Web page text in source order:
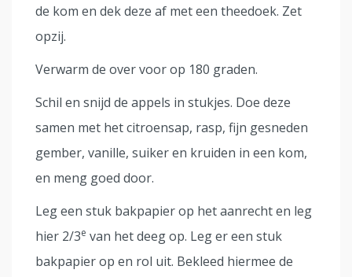
de kom en dek deze af met een theedoek. Zet
opzij.
Verwarm de over voor op 180 graden.
Schil en snijd de appels in stukjes. Doe deze
samen met het citroensap, rasp, fijn gesneden
gember, vanille, suiker en kruiden in een kom,
en meng goed door.
Leg een stuk bakpapier op het aanrecht en leg
hier 2/3e van het deeg op. Leg er een stuk
bakpapier op en rol uit. Bekleed hiermee de